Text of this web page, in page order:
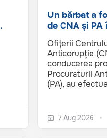
Un bărbat a
de CNA și PA
activă...
Ofițerii
Anticorupție
conducerea
Procuraturii
(PA), au
7 Aug 2026